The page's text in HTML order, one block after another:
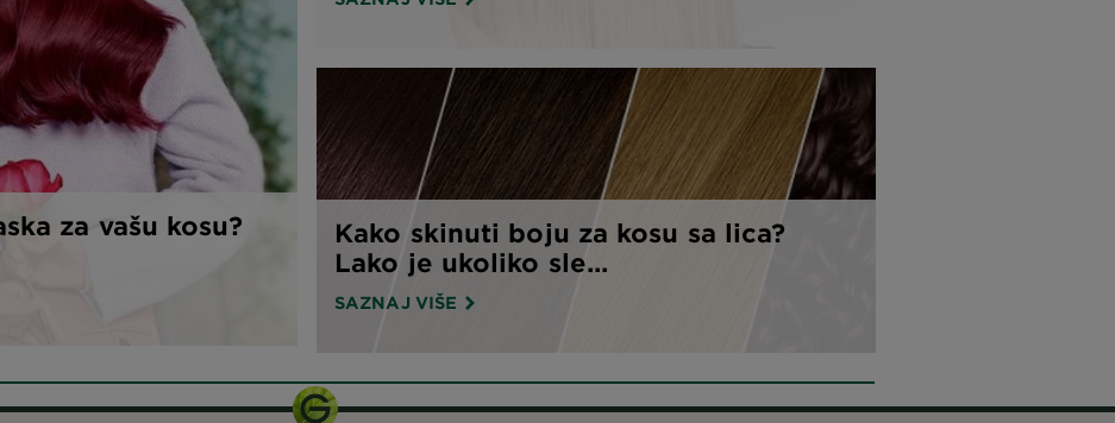
za vašu kosu?
Kako skinuti boju za kosu sa lica?
Lako je ukoliko sle...
SAZNAJ VIŠE